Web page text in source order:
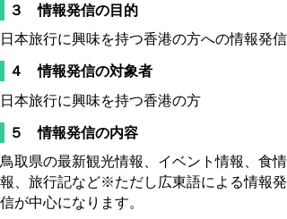
３ 情報発信の目的
日本旅行に興味を持つ香港の方への情報発信
４ 情報発信の対象者
日本旅行に興味を持つ香港の方
５ 情報発信の内容
鳥取県の最新観光情報、イベント情報、食情
報、旅行記など※ただし広東語による情報発
信が中心になります。